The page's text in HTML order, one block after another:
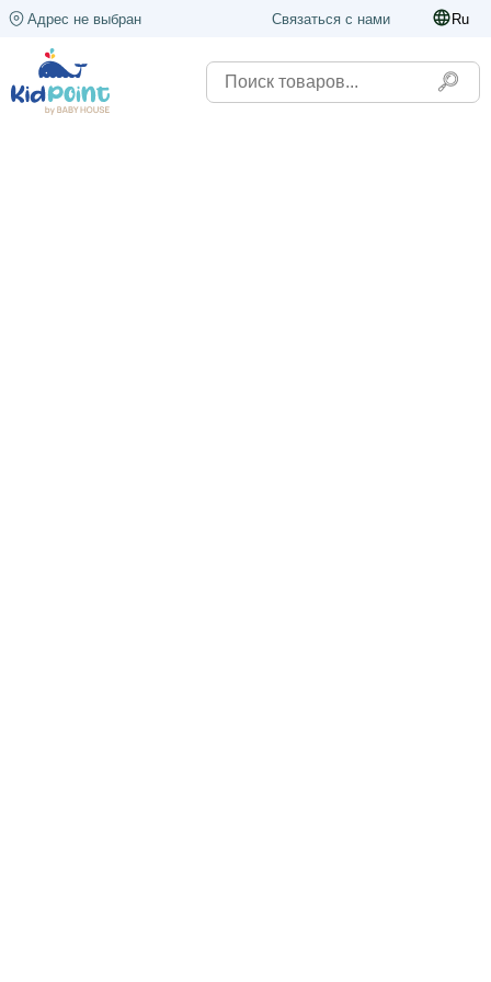
Адрес не выбран Связаться с нами Ru